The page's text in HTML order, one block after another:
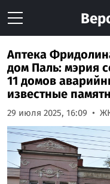
Аптека
дом Паль: мэрия
11 домов
известные
29 июля 2025, 16:09